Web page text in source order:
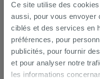
Ce site utilise des
aussi, pour vous envoyer
ciblés et des services en
préférences, pour
publicités, pour fournir
et pour analyser notre
les informations
LIVRAISON